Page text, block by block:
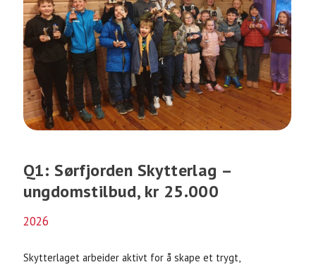
Q1: Sørfjorden Skytterlag –
ungdomstilbud, kr 25.000
2026
Skytterlaget arbeider aktivt for å skape et trygt,